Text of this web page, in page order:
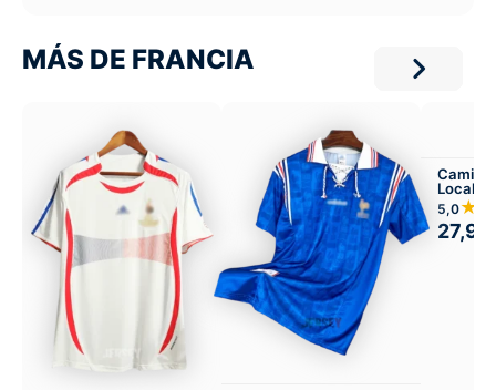
MÁS DE FRANCIA
Local
5,0
27,99